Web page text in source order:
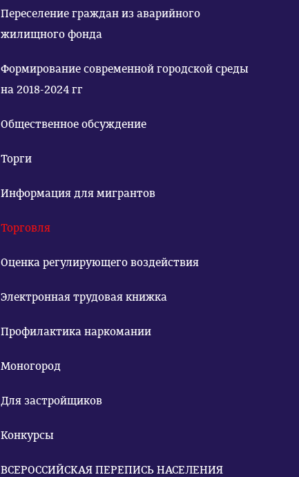
Переселение граждан из аварийного
жилищного фонда
Формирование современной городской среды
на 2018-2024 гг
Общественное обсуждение
Торги
Информация для мигрантов
Торговля
Оценка регулирующего воздействия
Электронная трудовая книжка
Профилактика наркомании
Моногород
Для застройщиков
Конкурсы
ВСЕРОССИЙСКАЯ ПЕРЕПИСЬ НАСЕЛЕНИЯ